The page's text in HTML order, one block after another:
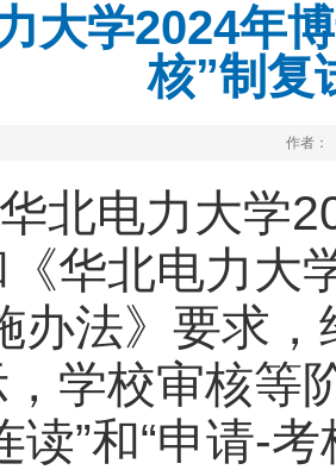
大学2024年
核”制复
作者：
北电力大学
华北电力大
办法》要求
学校审核等
读”和“申请-